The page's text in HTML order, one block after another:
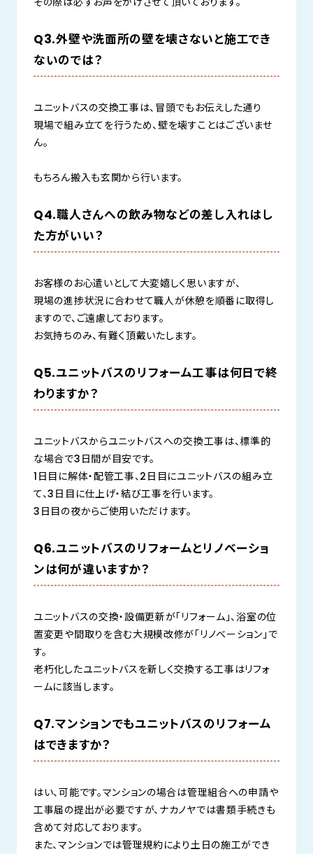
Q3.外壁や洗面所の壁を壊さないと施工でき
ないのでは？
ユニットバスの交換工事は、冒頭でもお伝えした通り
現場で組み立てを行うため、壁を壊すことはございませ
ん。
もちろん搬入も玄関から行います。
Q4.職人さんへの飲み物などの差し入れはし
た方がいい？
お客様のお心遣いとして大変嬉しく思いますが、
現場の進捗状況に合わせて職人が休憩を順番に取得し
ますので、ご遠慮しております。
お気持ちのみ、有難く頂戴いたします。
Q5.ユニットバスのリフォーム工事は何日で終
わりますか？
ユニットバスからユニットバスへの交換工事は、標準的
な場合で3日間が目安です。
1日目に解体・配管工事、2日目にユニットバスの組み立
て、3日目に仕上げ・結び工事を行います。
3日目の夜からご使用いただけます。
Q6.ユニットバスのリフォームとリノベーショ
ンは何が違いますか？
ユニットバスの交換・設備更新が「リフォーム」、浴室の位
置変更や間取りを含む大規模改修が「リノベーション」で
す。
老朽化したユニットバスを新しく交換する工事はリフォ
ームに該当します。
Q7.マンションでもユニットバスのリフォーム
はできますか？
はい、可能です。マンションの場合は管理組合への申請や
工事届の提出が必要ですが、ナカノヤでは書類手続きも
含めて対応しております。
また、マンションでは管理規約により土日の施工ができ